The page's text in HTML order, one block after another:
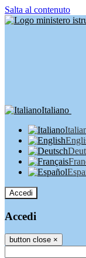
Salta al contenuto
Italiano
Accedi
Accedi
button close ×